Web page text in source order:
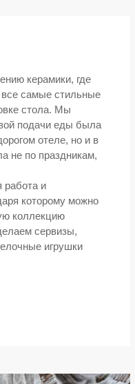
керамики, где
самые стильные
стола. Мы
подачи еды была
отеле, но и в
не по праздникам,
работа и
которому можно
коллекцию
сервизы,
игрушки